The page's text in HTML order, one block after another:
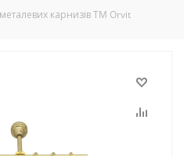
карнизів TM Orvit